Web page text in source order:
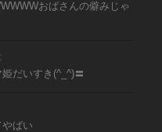
おばさんの僻みじゃ
だいすき(^_^)〓
ばい